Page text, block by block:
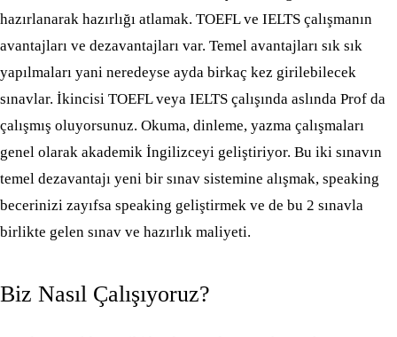
hazırlanarak hazırlığı atlamak. TOEFL ve IELTS çalışmanın
avantajları ve dezavantajları var. Temel avantajları sık sık
yapılmaları yani neredeyse ayda birkaç kez girilebilecek
sınavlar. İkincisi TOEFL veya IELTS çalışında aslında Prof da
çalışmış oluyorsunuz. Okuma, dinleme, yazma çalışmaları
genel olarak akademik İngilizceyi geliştiriyor. Bu iki sınavın
temel dezavantajı yeni bir sınav sistemine alışmak, speaking
becerinizi zayıfsa speaking geliştirmek ve de bu 2 sınavla
birlikte gelen sınav ve hazırlık maliyeti.
Biz Nasıl Çalışıyoruz?